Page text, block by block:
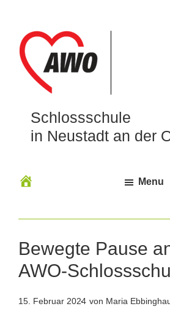
Schlossschule
in Neustadt an der
Menu
Bewegte Pause
AWO-
15. Februar 2024 von Maria